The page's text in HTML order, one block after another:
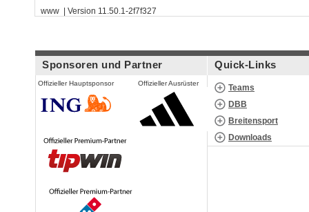
www | Version 11.50.1-2f7f327
Sponsoren und Partner
Offizieller Hauptsponsor Offizieller Ausrüster
Quick-Links
Teams
DBB
Breitensport
Downloads